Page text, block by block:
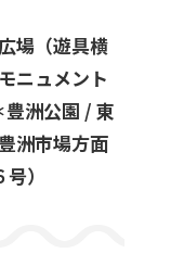
場（遊具横
ニュメント
豊洲公園 / 東
洲市場方面
）